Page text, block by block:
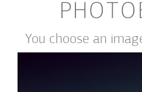
You choose an